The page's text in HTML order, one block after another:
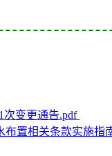
次变更通告.pdf
布置相关条款实施